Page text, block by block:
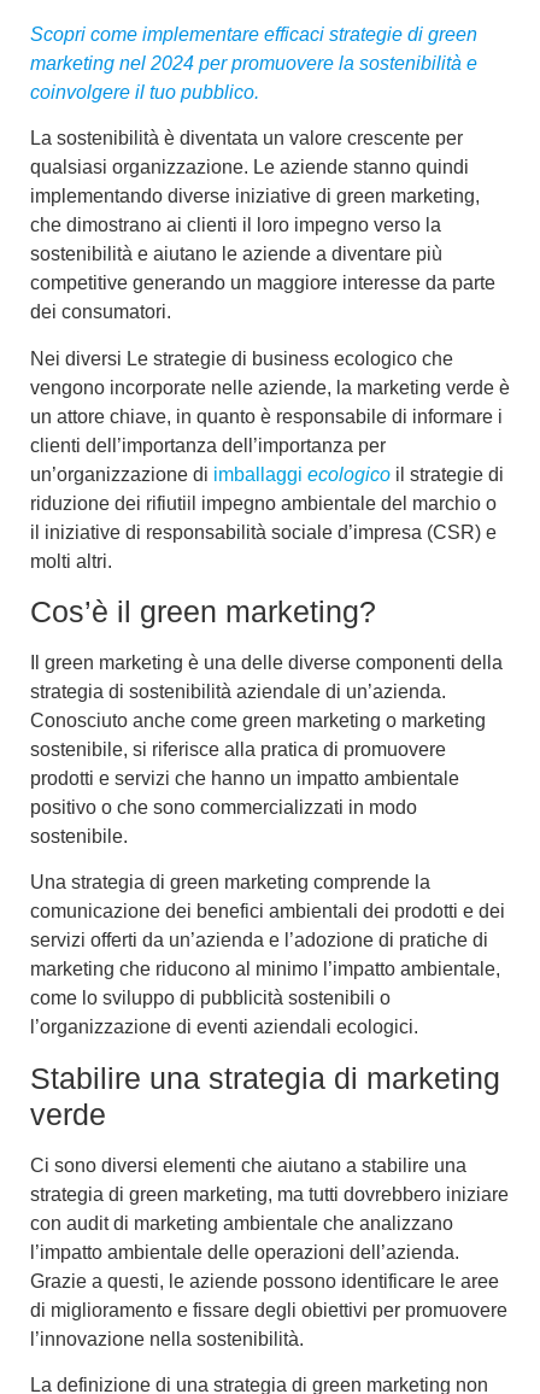
Scopri come implementare efficaci strategie di green
marketing nel 2024 per promuovere la sostenibilità e
coinvolgere il tuo pubblico.
La sostenibilità è diventata un valore crescente per
qualsiasi organizzazione. Le aziende stanno quindi
implementando diverse iniziative di green marketing,
che dimostrano ai clienti il loro impegno verso la
sostenibilità e aiutano le aziende a diventare più
competitive generando un maggiore interesse da parte
dei consumatori.
Nei diversi Le strategie di business ecologico che
vengono incorporate nelle aziende, la marketing verde è
un attore chiave, in quanto è responsabile di informare i
clienti dell’importanza dell’importanza per
un’organizzazione di imballaggi ecologico il strategie di
riduzione dei rifiutiil impegno ambientale del marchio o
il iniziative di responsabilità sociale d’impresa (CSR) e
molti altri.
Cos’è il green marketing?
green marketing è una delle diverse componenti della
strategia di sostenibilità aziendale di un’azienda.
Conosciuto anche come green marketing o marketing
sostenibile, si riferisce alla pratica di promuovere
prodotti e servizi che hanno un impatto ambientale
positivo o che sono commercializzati in modo
sostenibile.
Una strategia di green marketing comprende la
comunicazione dei benefici ambientali dei prodotti e dei
servizi offerti da un’azienda e l’adozione di pratiche di
marketing che riducono al minimo l’impatto ambientale,
come lo sviluppo di pubblicità sostenibili o
l’organizzazione di eventi aziendali ecologici.
Stabilire una strategia di marketing
verde
Ci sono diversi elementi che aiutano a stabilire una
strategia di green marketing, ma tutti dovrebbero iniziare
con audit di marketing ambientale che analizzano
l’impatto ambientale delle operazioni dell’azienda.
Grazie a questi, le aziende possono identificare le aree
di miglioramento e fissare degli obiettivi per promuovere
l’innovazione nella sostenibilità.
La definizione di una strategia di green marketing non